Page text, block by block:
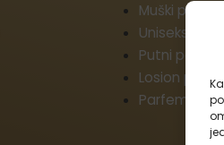
Muški parfemi
Uniseks
Putni parfemi
Losion
Parfemi za